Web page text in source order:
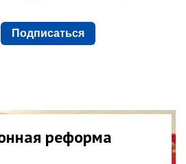
Подписаться
реформа